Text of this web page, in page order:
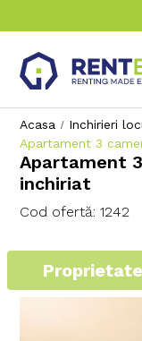
Acasa
Inchirieri
Apartament 3
Apartament
inchiriat
Cod ofertă: 1242